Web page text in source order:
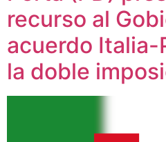
recurso al
acuerdo Italia-
la doble